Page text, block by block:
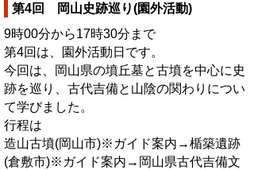
第4回 岡山史跡巡り(園外活動)
9時00分から17時30分まで
第4回は、園外活動日です。
今回は、岡山県の墳丘墓と古墳を中心に史
跡を巡り、古代吉備と山陰の関わりについ
て学びました。
行程は
造山古墳(岡山市)※ガイド案内→楯築遺跡
(倉敷市)※ガイド案内→岡山県古代吉備文